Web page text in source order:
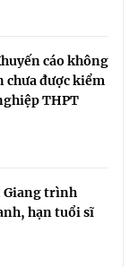
cáo không
được kiểm
THPT
Giang trình
hạn tuổi sĩ